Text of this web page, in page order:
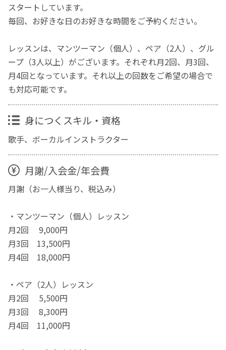
スタートしています。
毎回、お好きな日のお好きな時間をご予約ください。
レッスンは、マンツーマン（個人）、ペア（2人）、グル
ープ（3人以上）がございます。それぞれ月2回、月3回、
月4回となっています。それ以上の回数をご希望の場合で
も対応可能です。
身につくスキル・資格
歌手、ボーカルインストラクター
月謝/入会金/年会費
月謝（お一人様当り、税込み）
・マンツーマン（個人）レッスン
月2回 9,000円
月3回 13,500円
月4回 18,000円
・ペア（2人）レッスン
月2回 5,500円
月3回 8,300円
月4回 11,000円